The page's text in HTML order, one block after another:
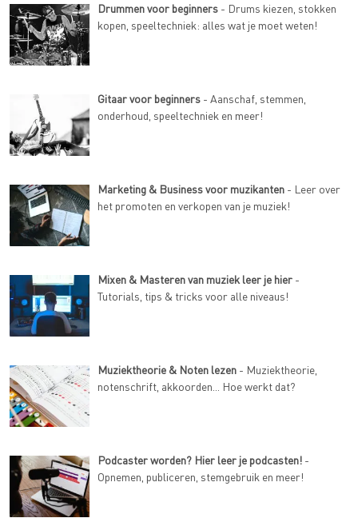
Drummen voor beginners - Drums kiezen, stokken
kopen, speeltechniek: alles wat je moet weten!
Gitaar voor beginners - Aanschaf, stemmen,
onderhoud, speeltechniek en meer!
Marketing & Business voor muzikanten - Leer over
het promoten en verkopen van je muziek!
Mixen & Masteren van muziek leer je hier -
Tutorials, tips & tricks voor alle niveaus!
Muziektheorie & Noten lezen - Muziektheorie,
notenschrift, akkoorden... Hoe werkt dat?
Podcaster worden? Hier leer je podcasten! -
Opnemen, publiceren, stemgebruik en meer!